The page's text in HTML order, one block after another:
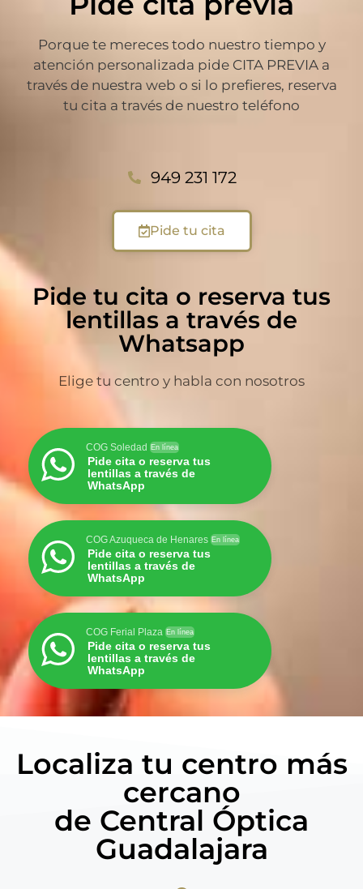
Porque te mereces todo nuestro tiempo y
atención personalizada pide CITA PREVIA a
través de nuestra web o si lo prefieres, reserva
tu cita a través de nuestro teléfono
949 231 172
Pide tu cita
Pide tu cita o reserva tus
lentillas a través de
Whatsapp
Elige tu centro y habla con nosotros
COG Soledad En línea
Pide cita o reserva tus
lentillas a través de
WhatsApp
COG Azuqueca de Henares En línea
Pide cita o reserva tus
lentillas a través de
WhatsApp
COG Ferial Plaza En línea
Pide cita o reserva tus
lentillas a través de
WhatsApp
Localiza tu centro más
cercano
de Central Óptica
Guadalajara